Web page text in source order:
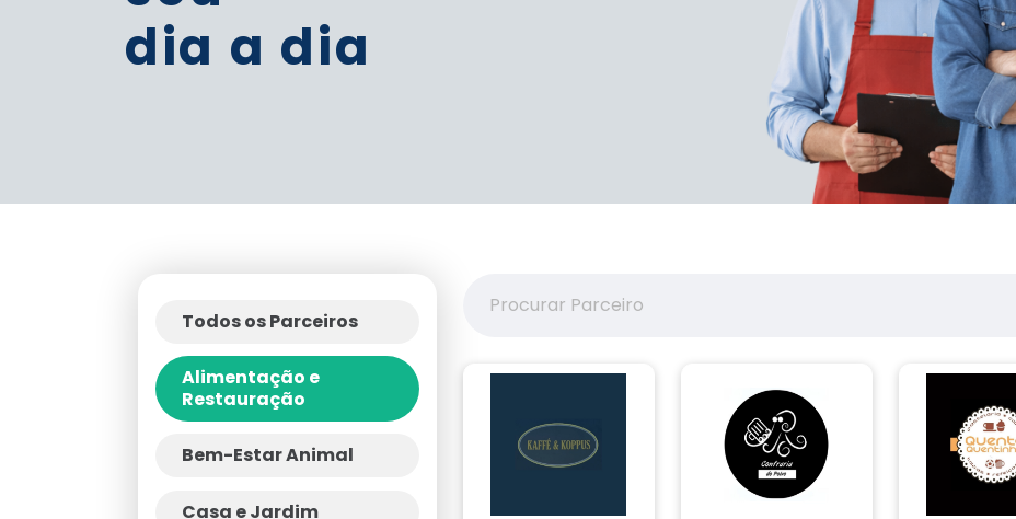
dia a dia
Todos os Parceiros
Alimentação e
Restauração
Bem-Estar Animal
Casa e Jardim